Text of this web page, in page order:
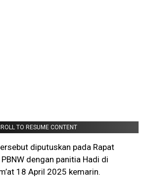
TO RESUME CONTENT
diputuskan pada Rapat
dengan panitia Hadi di
18 April 2025 kemarin.